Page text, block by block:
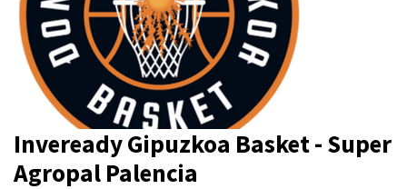
Inveready Gipuzkoa Basket - Super
Agropal Palencia